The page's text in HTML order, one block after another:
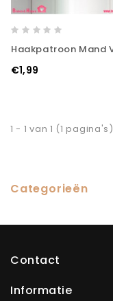
€1,99
1 - 1 van 1 (1 pagina's)
Categorieën
Contact
Informatie